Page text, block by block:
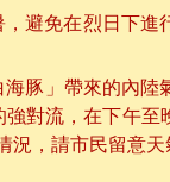
避免在烈日下進
豚」帶來的內陸
對流，在下午至
，請市民留意